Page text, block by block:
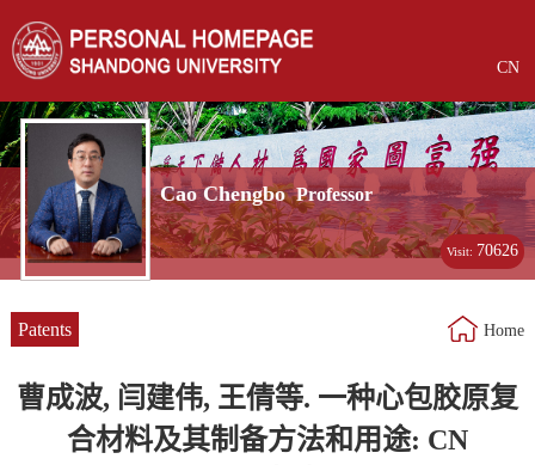
CN
Cao Chengbo Professor
Visit: 70626
Patents Home
曹成波, 闫建伟, 王倩等. 一种心包胶原复
合材料及其制备方法和用途: CN